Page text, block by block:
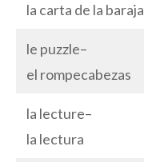
la carta de la baraja
le puzzle–
el rompecabezas
la lecture–
la lectura